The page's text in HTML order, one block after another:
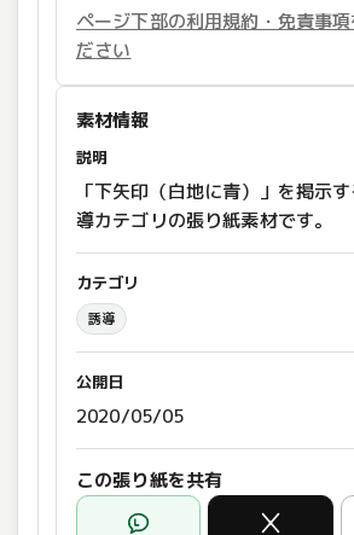
ページ下部の利用規約・免責事
ださい
素材情報
説明
「下矢印（白地に青）」を掲示
導カテゴリの張り紙素材です。
カテゴリ
誘導
公開日
2020/05/05
この張り紙を共有